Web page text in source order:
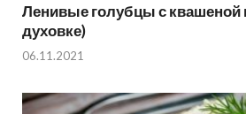
Ленивые голубцы с квашеной
духовке)
06.11.2021